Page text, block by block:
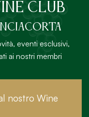
Club
eventi esclusivi,
ai nostri membri
nostro Wine